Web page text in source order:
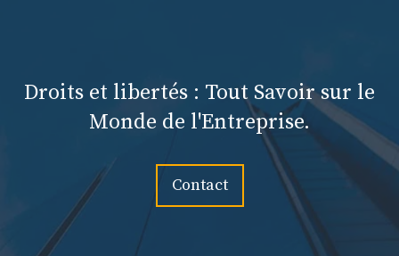
Droits et libertés : Tout Savoir sur le
Monde de l'Entreprise.
Contact